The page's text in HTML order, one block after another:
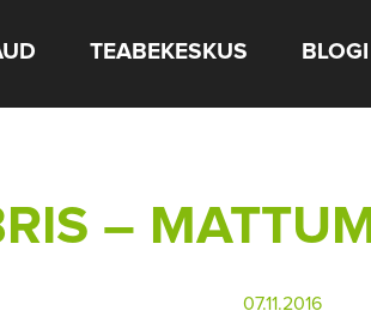
TEABEKESKUS BLOGI
–
07.11.2016